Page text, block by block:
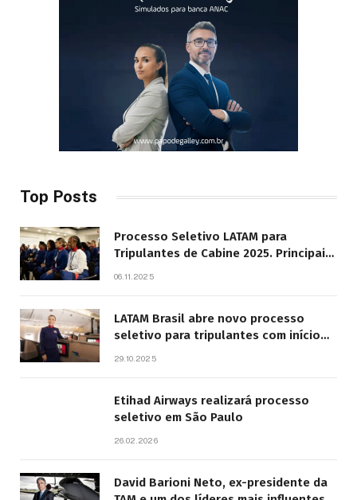
Top Posts
Processo Seletivo LATAM para
Tripulantes de Cabine 2025. Principais
06.11.2025
LATAM Brasil abre novo processo
seletivo para tripulantes com início
29.10.2025
Etihad Airways realizará processo
seletivo em São Paulo
26.02.2026
David Barioni Neto, ex-presidente da